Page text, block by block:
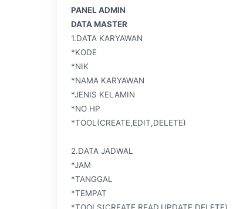
PANEL ADMIN
DATA MASTER
1.DATA KARYAWAN
*KODE
*NIK
*NAMA KARYAWAN
*JENIS KELAMIN
*NO HP
*TOOL(CREATE,EDIT,DELETE)
2.DATA JADWAL
*JAM
*TANGGAL
*TEMPAT
*TOOLS(CREATE,READ,UPDATE,DELETE)